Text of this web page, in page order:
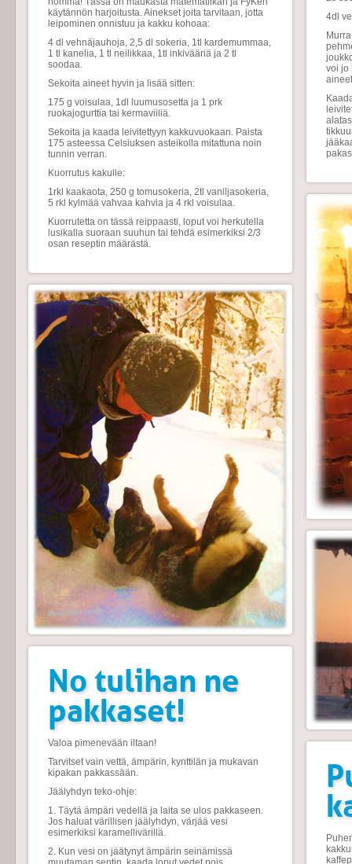
käytännön harjoitusta. Ainekset joita tarvitaan, jotta
leipominen onnistuu ja kakku kohoaa:
4 dl vehnäjauhoja, 2,5 dl sokeria, 1tl kardemummaa,
1 tl kanelia, 1 tl neilikkaa, 1tl inkivääriä ja 2 tl
soodaa.
Sekoita aineet hyvin ja lisää sitten:
175 g voisulaa, 1dl luumusosetta ja 1 prk
ruokajogurttia tai kermaviiliä.
Sekoita ja kaada leivitettyyn kakkuvuokaan. Paista
175 asteessa Celsiuksen asteikolla mitattuna noin
tunnin verran.
Kuorrutus kakulle:
1rkl kaakaota, 250 g tomusokeria, 2tl vaniljasokeria,
5 rkl kylmää vahvaa kahvia ja 4 rkl voisulaa.
Kuorrutetta on tässä reippaasti, loput voi herkutella
lusikalla suoraan suuhun tai tehdä esimerkiksi 2/3
osan reseptin määrästä.
No tulihan ne
pakkaset!
Valoa pimenevään iltaan!
Tarvitset vain vettä, ämpärin, kynttilän ja mukavan
kipakan pakkassään.
Jäälyhdyn teko-ohje:
1. Täytä ämpäri vedellä ja laita se ulos pakkaseen.
Jos haluat värillisen jäälyhdyn, värjää vesi
esimerkiksi karamellivärillä.
2. Kun vesi on jäätynyt ämpärin seinämissä
4dl
voi jo